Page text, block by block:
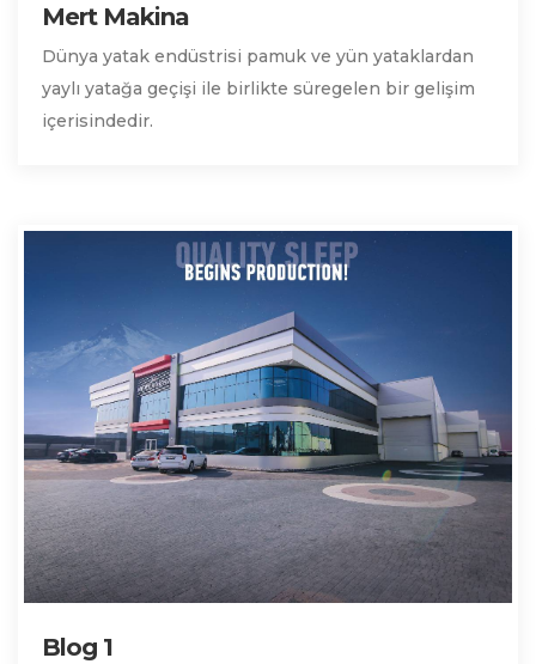
Mert Makina
Dünya yatak endüstrisi pamuk ve yün yataklardan
yaylı yatağa geçişi ile birlikte süregelen bir gelişim
içerisindedir.
Blog 1